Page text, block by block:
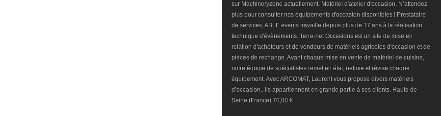
sur Machineryzone actuellement. Matériel d'atelier d'occasion. N’attendez
plus pour consulter nos équipements d'occasion disponibles ! Prestataire
de services, ABLE events travaille depuis plus de 17 ans à la réalisation
technique d'évènements. Terre-net Occasions est un site de mise en
relation d'acheteurs et de vendeurs de matériels agricoles d'occasion et de
pièces de rechange. Avant chaque mise en vente de matériel de cuisine,
notre équipe de spécialistes remet en état, nettoie et révise chaque
équipement. Avec ARCOMAT, Laurent vous propose divers matériels
d’occasion.. Ils appartiennent en grande partie à ses clients. Hauts-de-
Seine (France) 70,00 €